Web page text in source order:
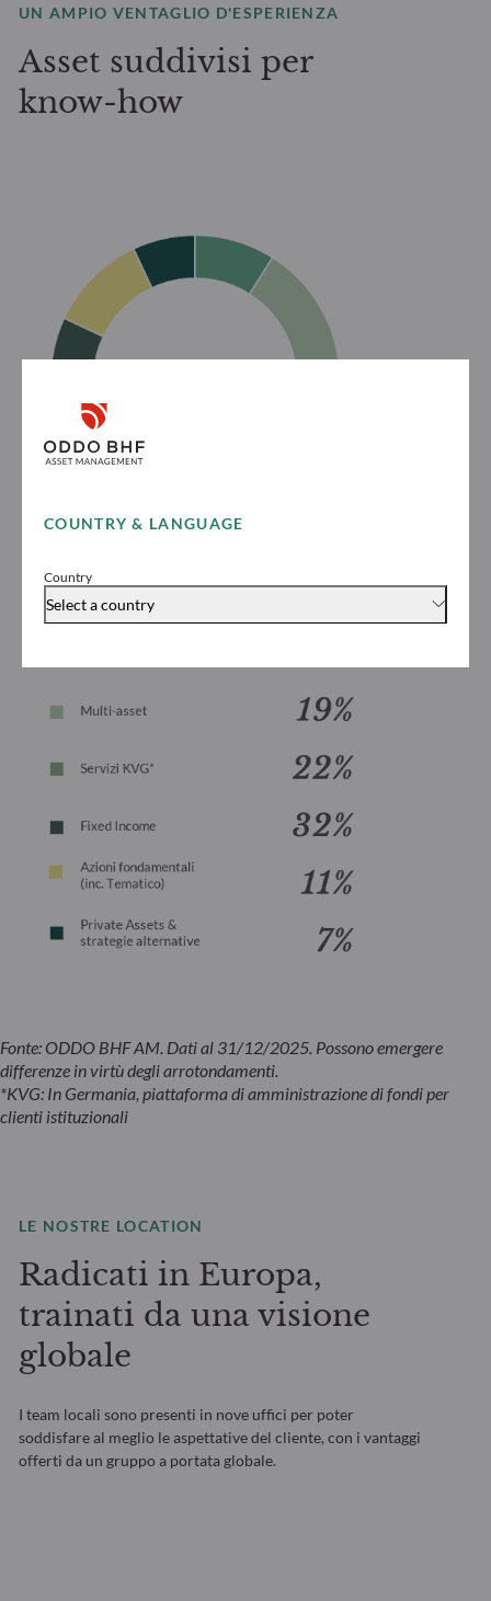
COUNTRY & LANGUAGE
Country
Select a country
UN AMPIO VENTAGLIO D'ESPERIENZA
Asset suddivisi per
know-how
Fonte: ODDO BHF AM. Dati al 31/12/2025. Possono emergere
differenze in virtù degli arrotondamenti.
*KVG: In Germania, piattaforma di amministrazione di fondi per
clienti istituzionali
LE NOSTRE LOCATION
Radicati in Europa,
trainati da una visione
globale
I team locali sono presenti in nove uffici per poter
soddisfare al meglio le aspettative del cliente, con i vantaggi
offerti da un gruppo a portata globale.